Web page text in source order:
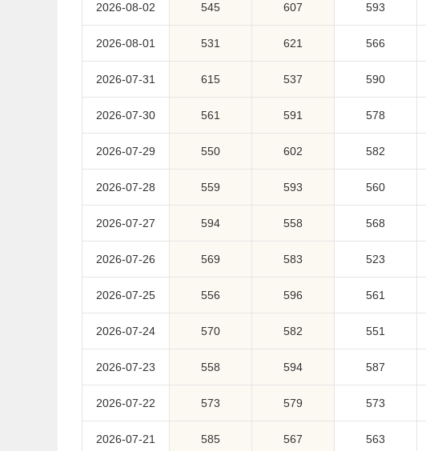
2026-08-02 545 607 593
2026-08-01 531 621 566
2026-07-31 615 537 590
2026-07-30 561 591 578
2026-07-29 550 602 582
2026-07-28 559 593 560
2026-07-27 594 558 568
2026-07-26 569 583 523
2026-07-25 556 596 561
2026-07-24 570 582 551
2026-07-23 558 594 587
2026-07-22 573 579 573
2026-07-21 585 567 563